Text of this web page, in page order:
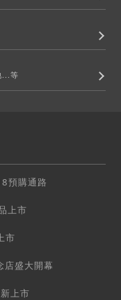
...等
預購通路
上市
市
盛大開幕
上市